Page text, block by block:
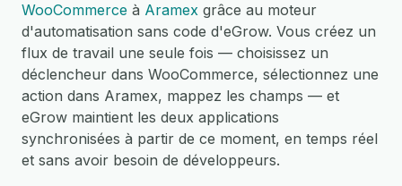
WooCommerce à Aramex grâce au moteur
d'automatisation sans code d'eGrow. Vous créez un
flux de travail une seule fois — choisissez un
déclencheur dans WooCommerce, sélectionnez une
action dans Aramex, mappez les champs — et
eGrow maintient les deux applications
synchronisées à partir de ce moment, en temps réel
et sans avoir besoin de développeurs.